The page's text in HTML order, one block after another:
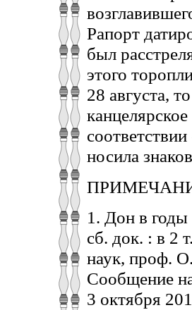
Рапорт
был
этого
28 августа,
носила
1. Дон в
сб. док. : в 2
наук, проф.
Сообщение
3 октября